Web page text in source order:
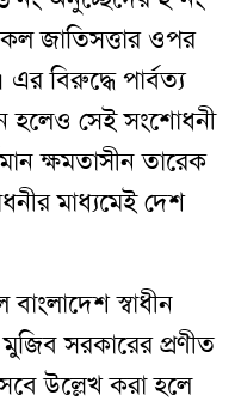
জাতিসত্তার ওপর
এর বিরুদ্ধে পার্বত্য
হলেও সেই সংশোধনী
ক্ষমতাসীন তারেক
মাধ্যমেই দেশ
স্বাধীন
সরকারের প্রণীত
উল্লেখ করা হলে